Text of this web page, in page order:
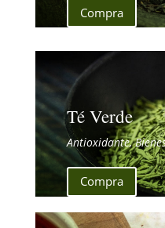
Compra
Té Verde
Antioxidante,
Compra